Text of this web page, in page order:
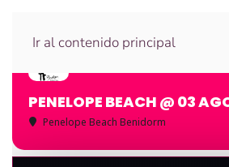
Ir al contenido principal
PENELOPE BEACH @ 03
Penelope Beach Benidorm